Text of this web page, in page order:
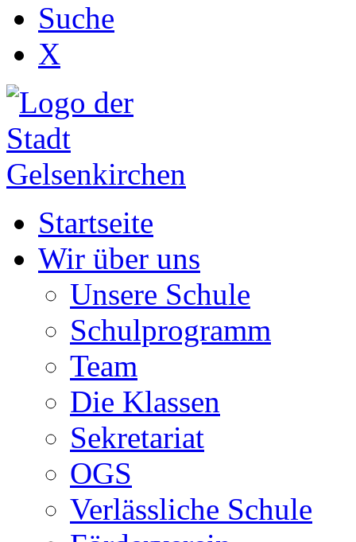
Suche
X
Startseite
Wir über uns
Unsere Schule
Schulprogramm
Team
Die Klassen
Sekretariat
OGS
Verlässliche Schule